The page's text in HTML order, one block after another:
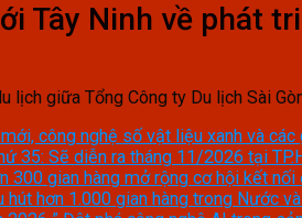
Tây Ninh về phát
giữa Tổng Công ty Du lịch Sài
công nghệ số vật liệu xanh và các
35: Sẽ diễn ra tháng 11/2026 tại
gian hàng mở rộng cơ hội kết
hơn 1.000 gian hàng trong Nước